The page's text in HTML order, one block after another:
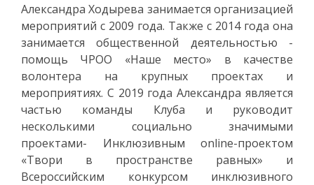
Александра Ходырева занимается организацией
мероприятий с 2009 года. Также с 2014 года она
занимается общественной деятельностью -
помощь ЧРОО «Наше место» в качестве
волонтера на крупных проектах и
мероприятиях. С 2019 года Александра является
частью команды Клуба и руководит
несколькими социально значимыми
проектами- Инклюзивным online-проектом
«Твори в пространстве равных» и
Всероссийским конкурсом инклюзивного